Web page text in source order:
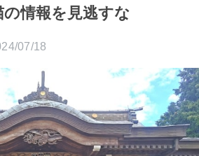
の情報を見逃すな
07/18